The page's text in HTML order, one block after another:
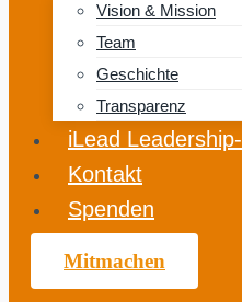
Vision & Mission
Team
Geschichte
Transparenz
iLead
Kontakt
Spenden
Mitmachen